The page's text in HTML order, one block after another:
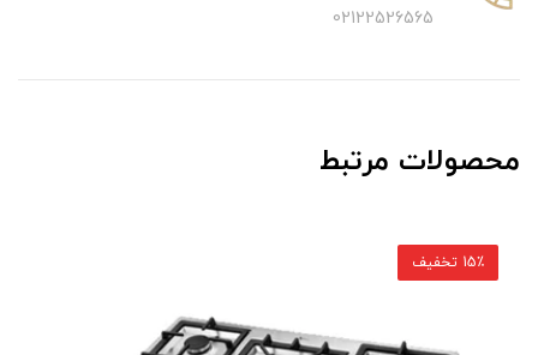
02122526565
محصولات مرتبط
15٪ تخفیف